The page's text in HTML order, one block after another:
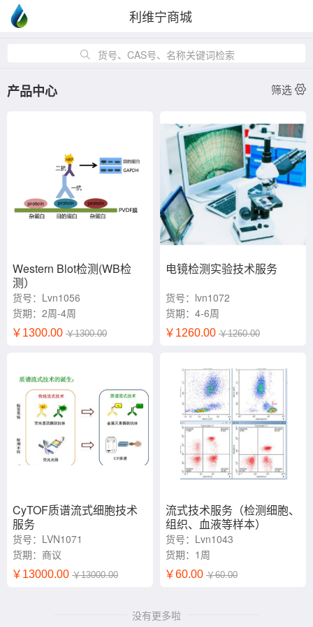
利维宁商城
货号、CAS号、名称关键词检索
产品中心 筛选
Western Blot检测(WB检
测）
货号：Lvn1056
货期：2周-4周
￥1300.00 ￥1300.00
电镜检测实验技术服务
货号：lvn1072
货期：4-6周
￥1260.00 ￥1260.00
CyTOF质谱流式细胞技术
服务
货号：LVN1071
货期：商议
￥13000.00 ￥13000.00
流式技术服务（检测细胞、
组织、血液等样本）
货号：Lvn1043
货期：1周
￥60.00 ￥60.00
没有更多啦